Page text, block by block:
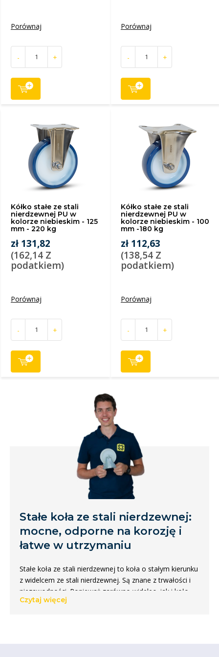
Porównaj
- +
Porównaj
- +
Kółko stałe ze stali
nierdzewnej PU w
kolorze niebieskim - 125
mm - 220 kg
zł 131,82
(162,14 Z
podatkiem)
Porównaj
- +
Kółko stałe ze stali
nierdzewnej PU w
kolorze niebieskim - 100
mm -180 kg
zł 112,63
(138,54 Z
podatkiem)
Porównaj
- +
Stałe koła ze stali nierdzewnej:
mocne, odporne na korozję i
łatwe w utrzymaniu
Stałe koła ze stali nierdzewnej to koła o stałym kierunku
z widelcem ze stali nierdzewnej. Są znane z trwałości i
niezawodności. Ponieważ zarówno widelec, jak i koło
wykonane są ze stali nierdzewnej, są odporne na wilgoć,
Czytaj więcej